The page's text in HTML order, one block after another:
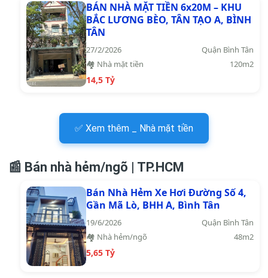
BÁN NHÀ MẶT TIỀN 6x20M – KHU
BẮC LƯƠNG BÈO, TÂN TẠO A, BÌNH
TÂN
27/2/2026
Quận Bình Tân
🏘️ Nhà mặt tiền
120m2
14,5 Tỷ
✅ Xem thêm _ Nhà mặt tiền
📰 Bán nhà hẻm/ngõ | TP.HCM
Bán Nhà Hẻm Xe Hơi Đường Số 4,
Gần Mã Lò, BHH A, Bình Tân
19/6/2026
Quận Bình Tân
🏘️ Nhà hẻm/ngõ
48m2
5,65 Tỷ